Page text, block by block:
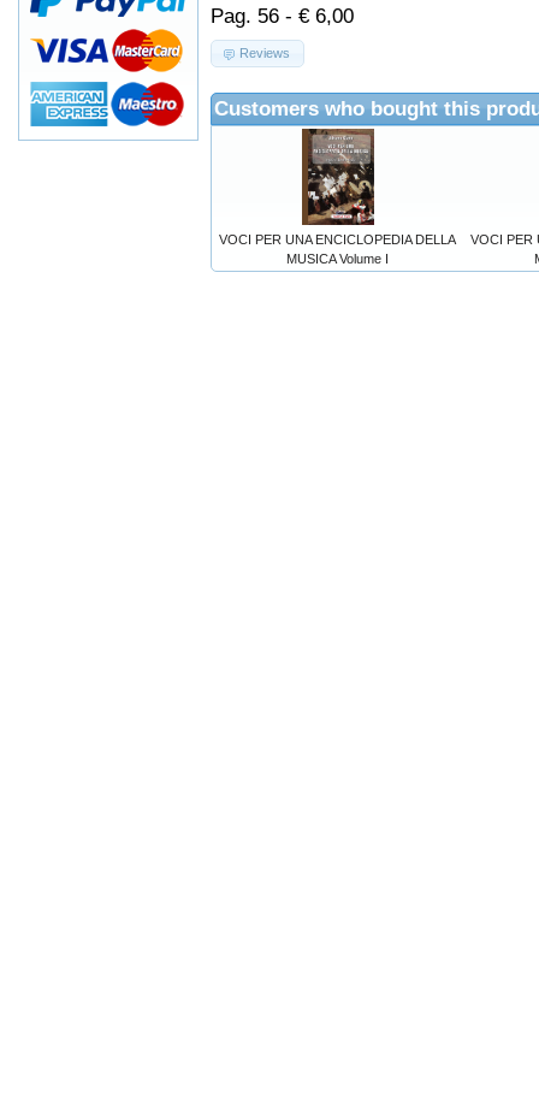
Pag. 56 - € 6,00
Reviews
Customers who bought this
VOCI PER UNA ENCICLOPEDIA DELLA
MUSICA Volume I
VOCI PER